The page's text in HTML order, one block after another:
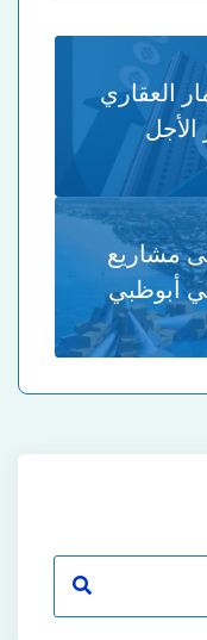
العقاري
مشاريع
أبوظبي